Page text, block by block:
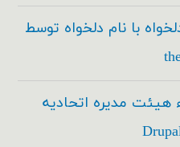
با نام دلخواه توسط
هیئت مدیره اتحادیه